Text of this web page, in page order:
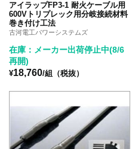
アイラップFP3-1 耐火ケーブル用
600Vトリプレック用分岐接続材料
巻き付け工法
古河電工パワーシステムズ
在庫：メーカー出荷停止中(8/6
再開)
¥18,760/組（税抜）